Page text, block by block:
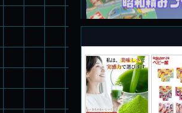
旧キット製作★本家SDマクロ